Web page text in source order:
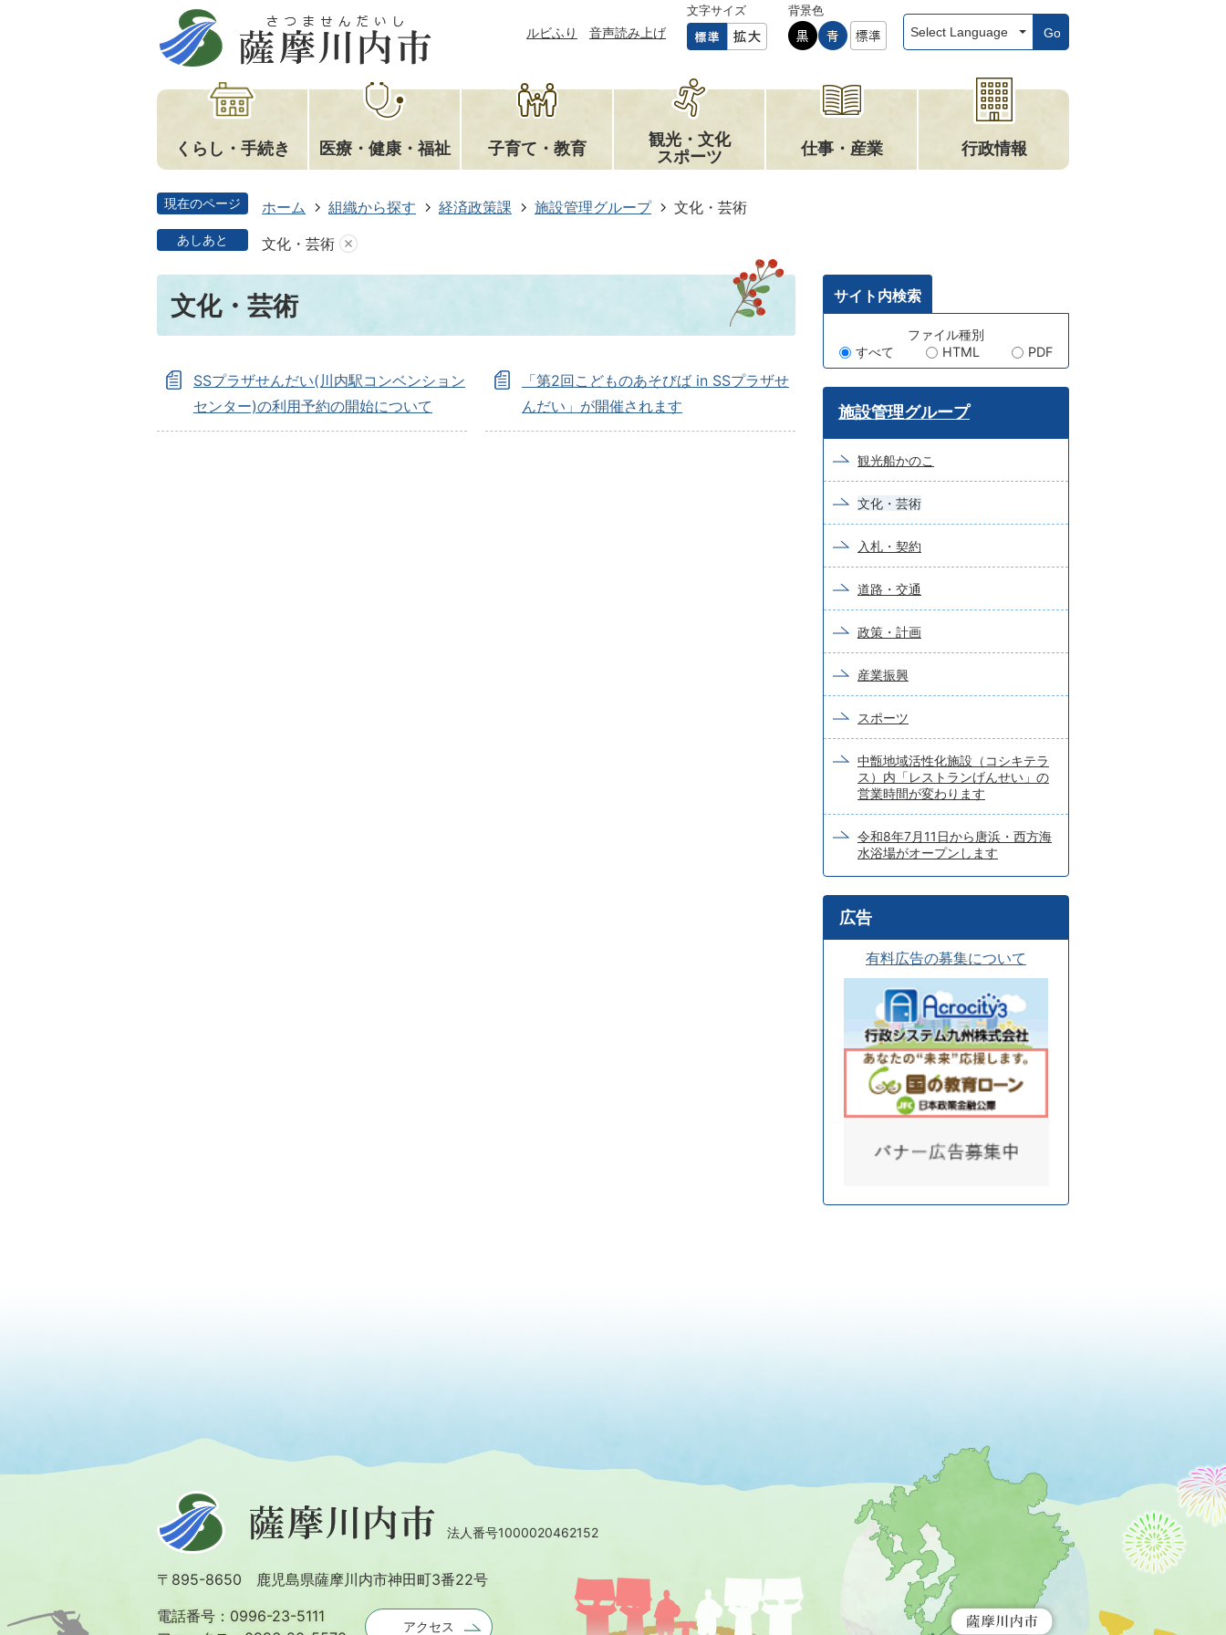
ルビふり 音声読み上げ
文字サイズ
背景色
Go
くらし・手続き 医療・健康・福祉 子育て・教育
観光・文化
スポーツ
仕事・産業 行政情報
現在のページ ホーム 組織から探す 経済政策課 施設管理グループ 文化・芸術
あしあと 文化・芸術
文化・芸術
SSプラザせんだい(川内駅コンベンション
センター)の利用予約の開始について
「第2回こどものあそびば in SSプラザせ
んだい」が開催されます
サイト内検索
ー
ワ
ー
ド
検
索
ファイル種別
すべて
HTML PDF
施設管理グループ
観光船かのこ
文化・芸術
入札・契約
道路・交通
政策・計画
産業振興
スポーツ
中甑地域活性化施設（コシキテラ
ス）内「レストランげんせい」の
営業時間が変わります
令和8年7月11日から唐浜・西方海
水浴場がオープンします
広告
有料広告の募集について
薩
摩
川
内
市
法人番号1000020462152
〒895-8650 鹿児島県薩摩川内市神田町3番22号
電話番号：0996-23-5111
アクセス